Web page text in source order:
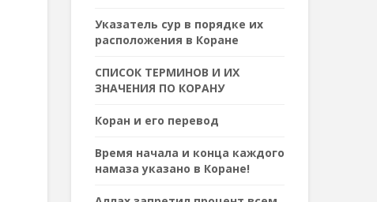
Указатель сур в порядке их
расположения в Коране
СПИСОК ТЕРМИНОВ И ИХ
ЗНАЧЕНИЯ ПО КОРАНУ
Коран и его перевод
Время начала и конца каждого
намаза указано в Коране!